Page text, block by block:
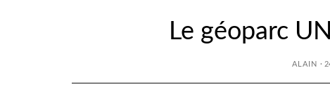
Le géoparc
ALAIN ·